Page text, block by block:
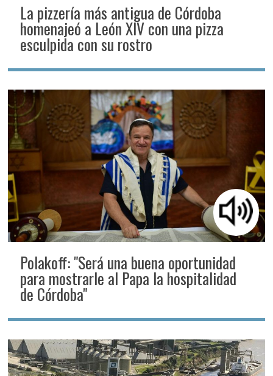
La pizzería más antigua de Córdoba
homenajeó a León XIV con una pizza
esculpida con su rostro
Polakoff: "Será una buena oportunidad
para mostrarle al Papa la hospitalidad
de Córdoba"